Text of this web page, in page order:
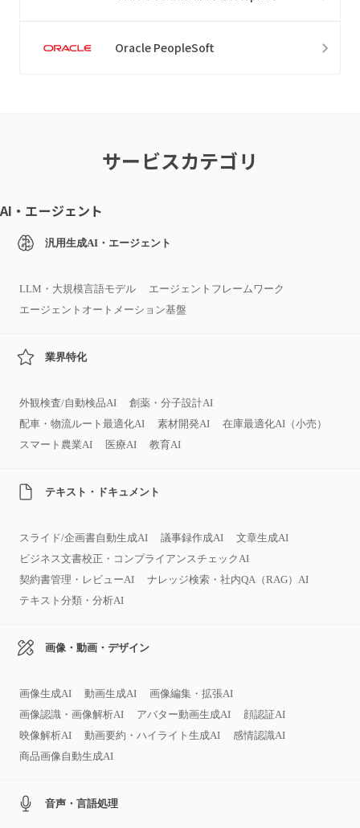
Oracle PeopleSoft
サービスカテゴリ
AI・エージェント
汎用生成AI・エージェント
LLM・大規模言語モデル
エージェントフレームワーク
エージェントオートメーション基盤
業界特化
外観検査/自動検品AI
創薬・分子設計AI
配車・物流ルート最適化AI
素材開発AI
在庫最適化AI（小売）
スマート農業AI
医療AI 教育AI
テキスト・ドキュメント
スライド/企画書自動生成AI 議事録作成AI
文章生成AI
ビジネス文書校正・コンプライアンスチェックAI
契約書管理・レビューAI
ナレッジ検索・社内QA（RAG）AI
テキスト分類・分析AI
画像・動画・デザイン
画像生成AI 動画生成AI
画像編集・拡張AI
画像認識・画像解析AI
アバター動画生成AI
顔認証AI
映像解析AI
動画要約・ハイライト生成AI
感情認識AI
商品画像自動生成AI
音声・言語処理